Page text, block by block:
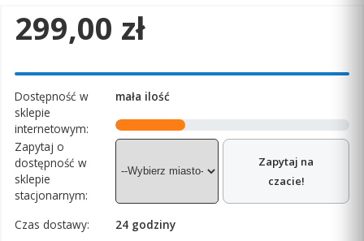
Cena
299,00 zł
Dostępność w
sklepie
internetowym:
mała ilość
Zapytaj o
dostępność w
sklepie
stacjonarnym:
Zapytaj na
czacie!
Czas dostawy:
24 godziny